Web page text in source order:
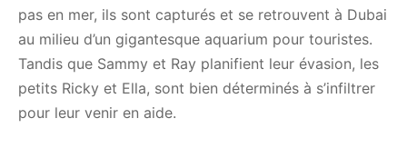
pas en mer, ils sont capturés et se retrouvent à Dubai
au milieu d’un gigantesque aquarium pour touristes.
Tandis que Sammy et Ray planifient leur évasion, les
petits Ricky et Ella, sont bien déterminés à s’infiltrer
pour leur venir en aide.